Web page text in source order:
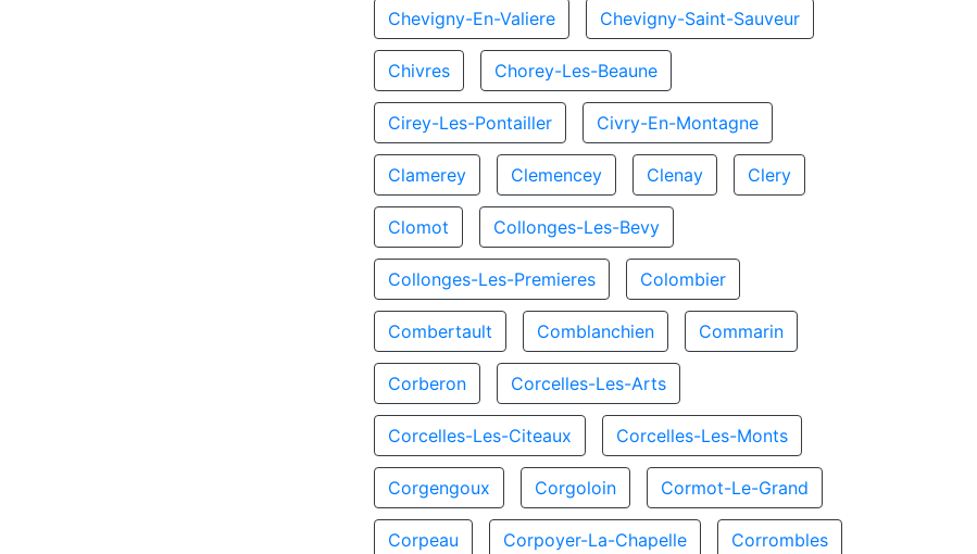
Chevigny-En-Valiere Chevigny-Saint-Sauveur
Chivres Chorey-Les-Beaune
Cirey-Les-Pontailler Civry-En-Montagne
Clamerey Clemencey Clenay Clery
Clomot Collonges-Les-Bevy
Collonges-Les-Premieres Colombier
Combertault Comblanchien Commarin
Corberon Corcelles-Les-Arts
Corcelles-Les-Citeaux Corcelles-Les-Monts
Corgengoux Corgoloin Cormot-Le-Grand
Corpeau Corpoyer-La-Chapelle Corrombles